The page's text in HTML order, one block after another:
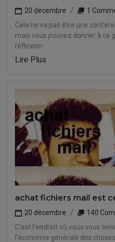
20 décembre
1
Cela ne va pas être une
mais vous pouvez donner à ce
réflexion.
Lire Plus
achat fichiers mail est
20 décembre
140
C'est l'endroit où vous vous
l'économie générale des choses.